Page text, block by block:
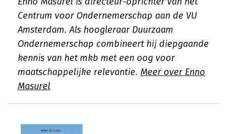
Centrum voor Ondernemerschap aan de VU
Amsterdam. Als hoogleraar Duurzaam
Ondernemerschap combineert hij diepgaande
kennis van het mkb met een oog voor
maatschappelijke relevantie. Meer over Enno
Masurel